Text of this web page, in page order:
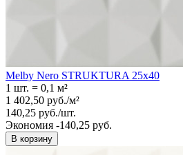
Melby Nero STRUKTURA 25x40
1 шт. = 0,1 м²
1 402,50 руб./м²
140,25 руб./шт.
Экономия -140,25 руб.
В корзину